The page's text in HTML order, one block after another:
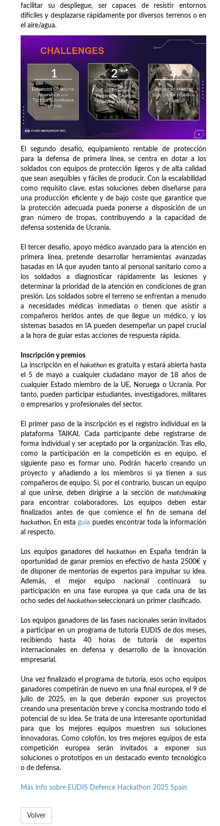
facilitar su despliegue, ser capaces de resistir entornos
difíciles y desplazarse rápidamente por diversos terrenos o en
el aire/agua.
El segundo desafío, equipamiento rentable de protección
para la defensa de primera línea, se centra en dotar a los
soldados con equipos de protección ligeros y de alta calidad
que sean asequibles y fáciles de producir. Con la escalabilidad
como requisito clave, estas soluciones deben diseñarse para
una producción eficiente y de bajo coste que garantice que
la protección adecuada pueda ponerse a disposición de un
gran número de tropas, contribuyendo a la capacidad de
defensa sostenida de Ucrania.
El tercer desafío, apoyo médico avanzado para la atención en
primera línea, pretende desarrollar herramientas avanzadas
basadas en IA que ayuden tanto al personal sanitario como a
los soldados a diagnosticar rápidamente las lesiones y
determinar la prioridad de la atención en condiciones de gran
presión. Los soldados sobre el terreno se enfrentan a menudo
a necesidades médicas inmediatas o tienen que asistir a
compañeros heridos antes de que llegue un médico, y los
sistemas basados en IA pueden desempeñar un papel crucial
a la hora de guiar estas acciones de respuesta rápida.
Inscripción y premios
La inscripción en el hakathon es gratuita y estará abierta hasta
el 5 de mayo a cualquier ciudadano mayor de 18 años de
cualquier Estado miembro de la UE, Noruega o Ucrania. Por
tanto, pueden participar estudiantes, investigadores, militares
o empresarios y profesionales del sector.
El primer paso de la inscripción es el registro individual en la
plataforma TAIKAI. Cada participante debe registrarse de
forma individual y ser aceptado por la organización. Tras ello,
como la participación en la competición es en equipo, el
siguiente paso es formar uno. Podrán hacerlo creando un
proyecto y añadiendo a los miembros si ya tienen a sus
compañeros de equipo. Si, por el contrario, buscan un equipo
al que unirse, deben dirigirse a la sección de matchmaking
para encontrar colaboradores. Los equipos deben estar
finalizados antes de que comience el fin de semana del
hackathon. En estaguía puedes encontrar toda la información
al respecto.
Los equipos ganadores del hackathon en España tendrán la
oportunidad de ganar premios en efectivo de hasta 2500€ y
de disponer de mentorías de expertos para impulsar su idea.
Además, el mejor equipo nacional continuará su
participación en una fase europea ya que cada una de las
ocho sedes del hackathon seleccionará un primer clasificado.
Los equipos ganadores de las fases nacionales serán invitados
a participar en un programa de tutoría EUDIS de dos meses,
recibiendo hasta 40 horas de tutoría de expertos
internacionales en defensa y desarrollo de la innovación
empresarial.
Una vez finalizado el programa de tutoría, esos ocho equipos
ganadores competirán de nuevo en una final europea, el 9 de
julio de 2025, en la que deberán exponer sus proyectos
creando una presentación breve y concisa mostrando todo el
potencial de su idea. Se trata de una interesante oportunidad
para que los mejores equipos muestren sus soluciones
innovadoras. Como colofón, los tres mejores equipos de esta
competición europea serán invitados a exponer sus
soluciones o prototipos en un destacado evento tecnológico
o de defensa.
Más info sobre EUDIS Defence Hackathon 2025 Spain
Volver